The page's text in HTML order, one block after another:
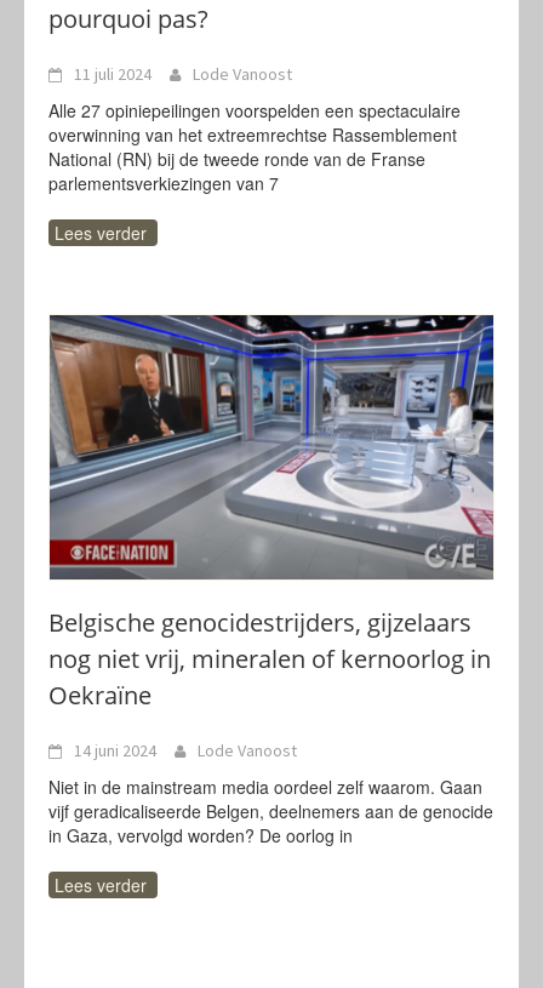
pourquoi pas?
11 juli 2024 Lode Vanoost
Alle 27 opiniepeilingen voorspelden een spectaculaire
overwinning van het extreemrechtse Rassemblement
National (RN) bij de tweede ronde van de Franse
parlementsverkiezingen van 7
Lees verder
Belgische genocidestrijders, gijzelaars
nog niet vrij, mineralen of kernoorlog in
Oekraïne
14 juni 2024 Lode Vanoost
Niet in de mainstream media oordeel zelf waarom. Gaan
vijf geradicaliseerde Belgen, deelnemers aan de genocide
in Gaza, vervolgd worden? De oorlog in
Lees verder